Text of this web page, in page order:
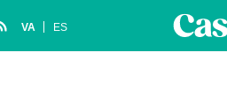
VA ES